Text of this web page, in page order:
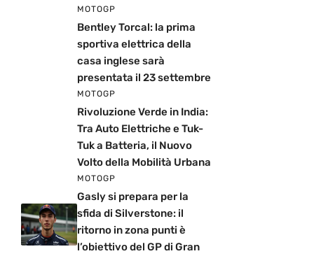
MOTOGP
Bentley Torcal: la prima
sportiva elettrica della
casa inglese sarà
presentata il 23 settembre
MOTOGP
Rivoluzione Verde in India:
Tra Auto Elettriche e Tuk-
Tuk a Batteria, il Nuovo
Volto della Mobilità Urbana
MOTOGP
Gasly si prepara per la
sfida di Silverstone: il
ritorno in zona punti è
l’obiettivo del GP di Gran